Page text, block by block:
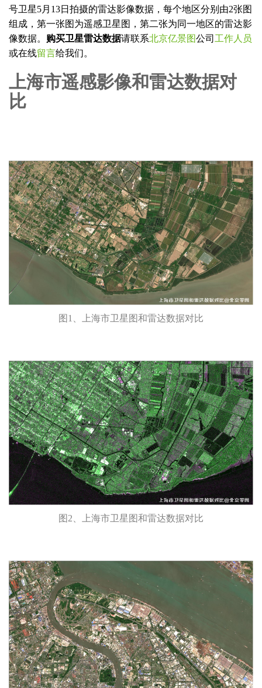
号卫星5月13日拍摄的雷达影像数据，每个地区分别由2张图
组成，第一张图为遥感卫星图，第二张为同一地区的雷达影
像数据。 购买卫星雷达数据请联系北京亿景图公司 工作人员
或在线留言给我们。
上海市遥感影像和雷达数据对
比
图1、上海市卫星图和雷达数据对比
图2、上海市卫星图和雷达数据对比